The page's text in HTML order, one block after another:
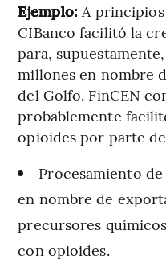
Ejemplo: A
CIBanco facilitó la
para,
millones en nombre
del Golfo. FinCEN
probablemente
opioides por parte
Procesamiento
en nombre de
precursores
con opioides.